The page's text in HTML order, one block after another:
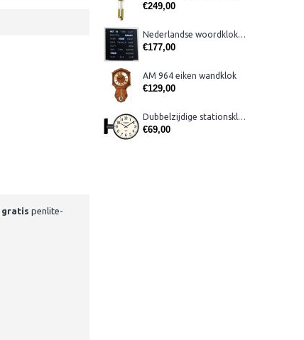
€249,00
Nederlandse woordklok zwart AMS 1265
€177,00
AM 964 eiken wandklok
€129,00
Dubbelzijdige stationsklok metaal 1879
€69,00
gratis penlite-